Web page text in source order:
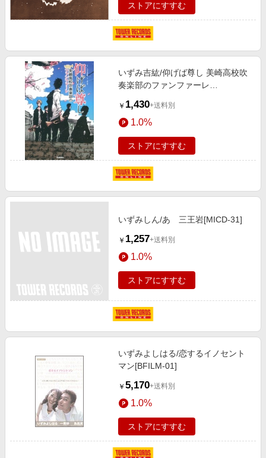
ストアにすすむ
いずみ吉紘/仰げば尊し 美崎高校吹
奏楽部のファンファーレ
￥ 1,430+送料別
1.0%
ストアにすすむ
いずみしん/あゝ三王岩[MICD-31]
￥ 1,257+送料別
1.0%
ストアにすすむ
いずみよしはる/恋するイノセント
マン[BFILM-01]
￥ 5,170+送料別
1.0%
ストアにすすむ